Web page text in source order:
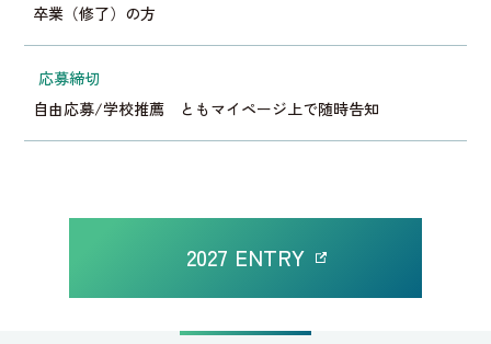
卒業（修了）の方
応募締切
自由応募/学校推薦 ともマイページ上で随時告知
2027 ENTRY